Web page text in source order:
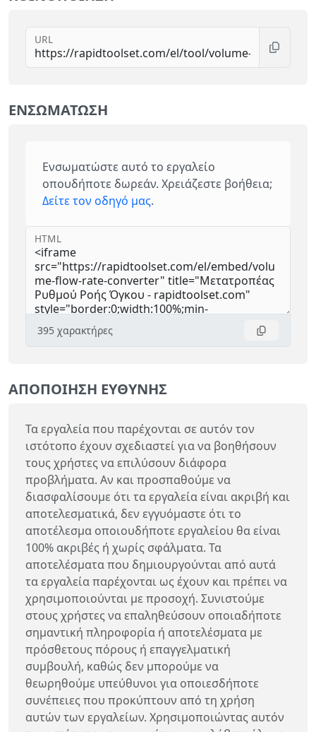
URL
ΕΝΣΩΜΆΤΩΣΗ
Ενσωματώστε αυτό το εργαλείο
οπουδήποτε δωρεάν. Χρειάζεστε βοήθεια;
Δείτε τον οδηγό μας.
HTML
395 χαρακτήρες
ΑΠΟΠΟΊΗΣΗ ΕΥΘΎΝΗΣ
Τα εργαλεία που παρέχονται σε αυτόν τον
ιστότοπο έχουν σχεδιαστεί για να βοηθήσουν
τους χρήστες να επιλύσουν διάφορα
προβλήματα. Αν και προσπαθούμε να
διασφαλίσουμε ότι τα εργαλεία είναι ακριβή και
αποτελεσματικά, δεν εγγυόμαστε ότι το
αποτέλεσμα οποιουδήποτε εργαλείου θα είναι
100% ακριβές ή χωρίς σφάλματα. Τα
αποτελέσματα που δημιουργούνται από αυτά
τα εργαλεία παρέχονται ως έχουν και πρέπει να
χρησιμοποιούνται με προσοχή. Συνιστούμε
στους χρήστες να επαληθεύσουν οποιαδήποτε
σημαντική πληροφορία ή αποτελέσματα με
πρόσθετους πόρους ή επαγγελματική
συμβουλή, καθώς δεν μπορούμε να
θεωρηθούμε υπεύθυνοι για οποιεσδήποτε
συνέπειες που προκύπτουν από τη χρήση
αυτών των εργαλείων. Χρησιμοποιώντας αυτόν